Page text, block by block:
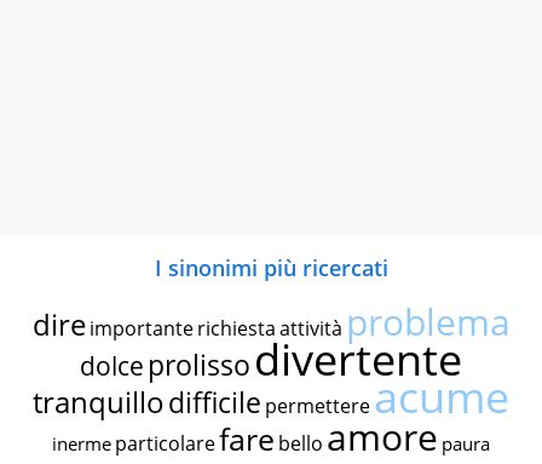
I sinonimi più ricercati
dire importante richiestaattività problema
dolce prolissodivertente
tranquillodifficile permettereacume
inerme particolarefare bello amore paura